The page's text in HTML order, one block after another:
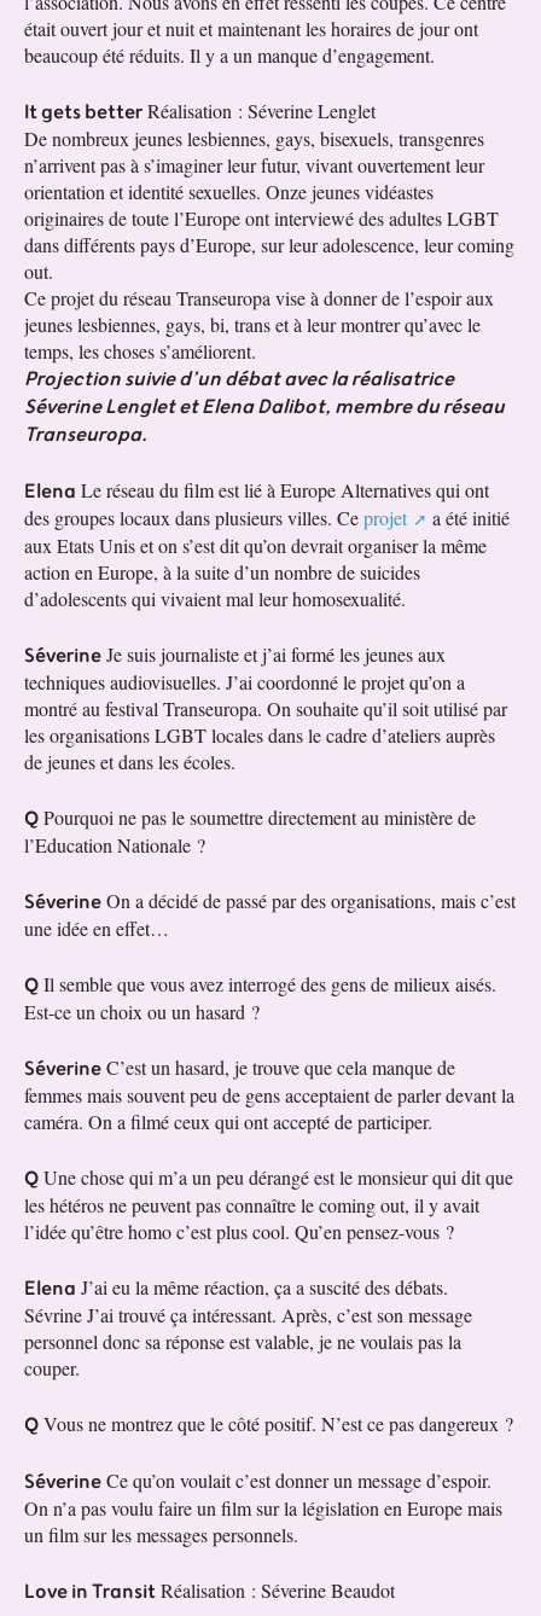
était ouvert jour et nuit et maintenant les horaires de jour ont
beaucoup été réduits. Il y a un manque d’engagement.
It gets betterRéalisation : Séverine Lenglet
De nombreux jeunes lesbiennes, gays, bisexuels, transgenres
n’arrivent pas à s’imaginer leur futur, vivant ouvertement leur
orientation et identité sexuelles. Onze jeunes vidéastes
originaires de toute l’Europe ont interviewé des adultes LGBT
dans différents pays d’Europe, sur leur adolescence, leur coming
out.
Ce projet du réseau Transeuropa vise à donner de l’espoir aux
jeunes lesbiennes, gays, bi, trans et à leur montrer qu’avec le
temps, les choses s’améliorent.
Projection suivie d’un débat avec la réalisatrice
Séverine Lenglet et Elena Dalibot, membre du réseau
Transeuropa.
Elena Le réseau du film est lié à Europe Alternatives qui ont
des groupes locaux dans plusieurs villes. Ceprojet
a été initié
aux Etats Unis et on s’est dit qu’on devrait organiser la même
action en Europe, à la suite d’un nombre de suicides
d’adolescents qui vivaient mal leur homosexualité.
SéverineJe suis journaliste et j’ai formé les jeunes aux
techniques audiovisuelles. J’ai coordonné le projet qu’on a
montré au festival Transeuropa. On souhaite qu’il soit utilisé par
les organisations LGBT locales dans le cadre d’ateliers auprès
de jeunes et dans les écoles.
QPourquoi ne pas le soumettre directement au ministère de
l’Education Nationale ?
SéverineOn a décidé de passé par des organisations, mais c’est
une idée en effet…
QIl semble que vous avez interrogé des gens de milieux aisés.
Est-ce un choix ou un hasard ?
SéverineC’est un hasard, je trouve que cela manque de
femmes mais souvent peu de gens acceptaient de parler devant la
caméra. On a filmé ceux qui ont accepté de participer.
QUne chose qui m’a un peu dérangé est le monsieur qui dit que
les hétéros ne peuvent pas connaître le coming out, il y avait
l’idée qu’être homo c’est plus cool. Qu’en pensez-vous ?
Elena J’ai eu la même réaction, ça a suscité des débats.
Sévrine J’ai trouvé ça intéressant. Après, c’est son message
personnel donc sa réponse est valable, je ne voulais pas la
couper.
QVous ne montrez que le côté positif. N’est ce pas dangereux ?
SéverineCe qu’on voulait c’est donner un message d’espoir.
On n’a pas voulu faire un film sur la législation en Europe mais
un film sur les messages personnels.
Love in TransitRéalisation : Séverine Beaudot